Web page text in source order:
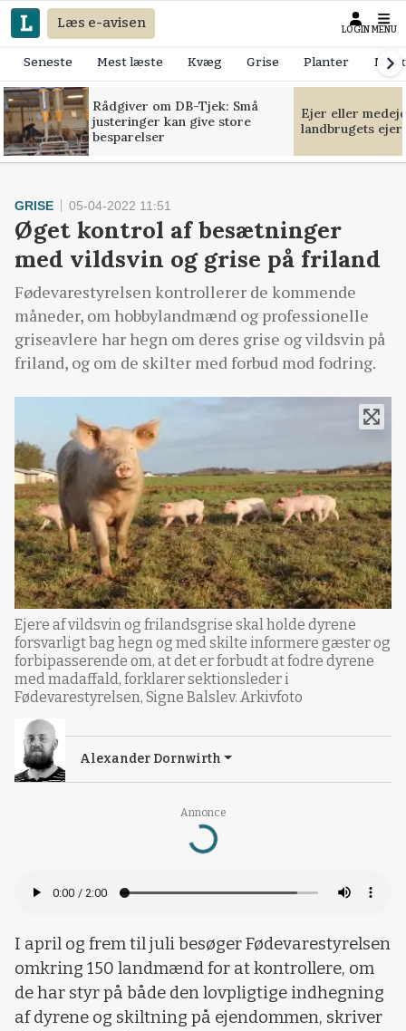
Læs e-avisen LOGIN MENU
Seneste Mest læste Kvæg Grise Planter
Rådgiver om DB-Tjek: Små
justeringer kan give store
besparelser
Ejer eller
landbrugets
Annonce
Loading...
GRISE 05-04-2022 11:51
Øget kontrol af besætninger
med vildsvin og grise på friland
Fødevarestyrelsen kontrollerer de kommende
måneder, om hobbylandmænd og professionelle
griseavlere har hegn om deres grise og vildsvin på
friland, og om de skilter med forbud mod fodring.
Ejere af vildsvin og frilandsgrise skal holde dyrene
forsvarligt bag hegn og med skilte informere gæster og
forbipasserende om, at det er forbudt at fodre dyrene
med madaffald, forklarer sektionsleder i
Fødevarestyrelsen, Signe Balslev. Arkivfoto
Alexander Dornwirth
​I april og frem til juli besøger Fødevarestyrelsen
omkring 150 landmænd for at kontrollere, om
de har styr på både den lovpligtige indhegning
af dyrene og skiltning på ejendommen, skriver